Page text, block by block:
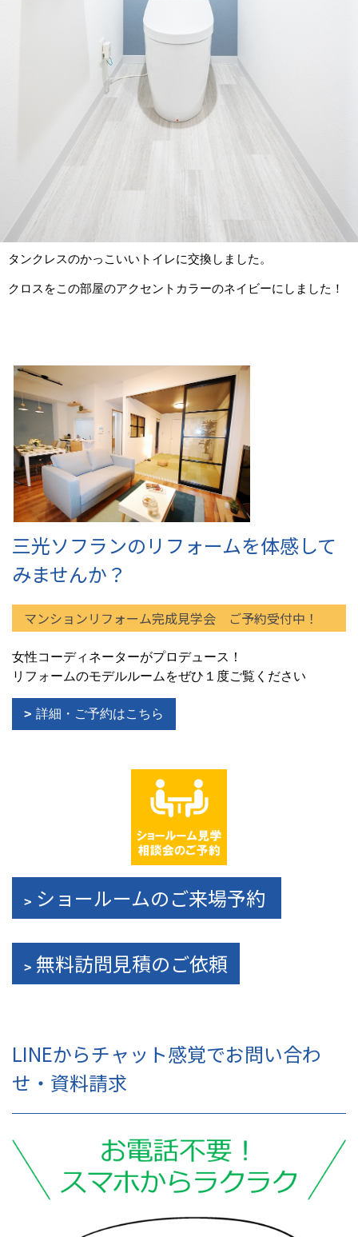
タンクレスのかっこいいトイレに交換しました。
クロスをこの部屋のアクセントカラーのネイビーにしました！
三光ソフランのリフォームを体感して
みませんか？
マンションリフォーム完成見学会 ご予約受付中！
女性コーディネーターがプロデュース！
リフォームのモデルルームをぜひ１度ご覧ください
詳細・ご予約はこちら
ショールームのご来場予約
無料訪問見積のご依頼
LINEからチャット感覚でお問い合わ
せ・資料請求